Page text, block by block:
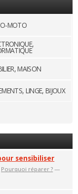
MOTO
MAISON
LINGE, BIJOUX
sensibiliser
Pourquoi réparer ? —